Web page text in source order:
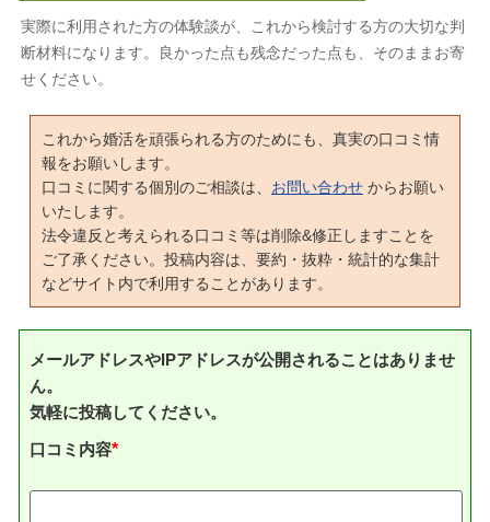
実際に利用された方の体験談が、これから検討する方の大切な判
断材料になります。良かった点も残念だった点も、そのままお寄
せください。
これから婚活を頑張られる方のためにも、真実の口コミ情
報をお願いします。
口コミに関する個別のご相談は、 お問い合わせ からお願い
いたします。
法令違反と考えられる口コミ等は削除&修正しますことを
ご了承ください。投稿内容は、要約・抜粋・統計的な集計
などサイト内で利用することがあります。
メールアドレスやIPアドレスが公開されることはありませ
ん。
気軽に投稿してください。
口コミ内容*